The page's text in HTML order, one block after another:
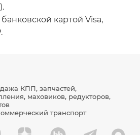
картой Visa,
КПП, запчастей,
маховиков, редукторов,
транспорт